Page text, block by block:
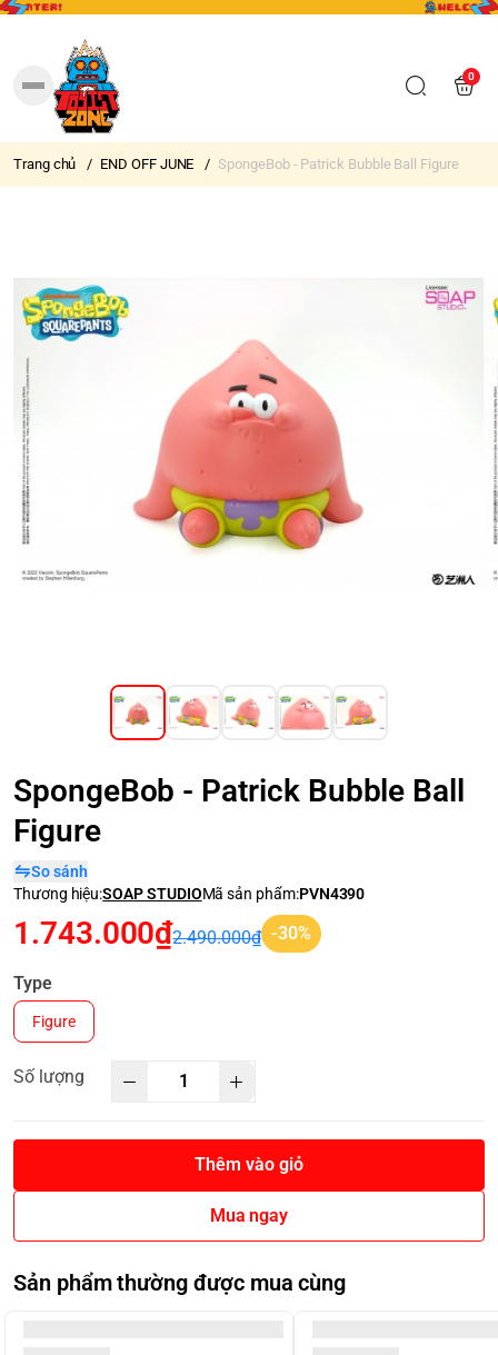
0
Trang chủ / END OFF JUNE / SpongeBob - Patrick Bubble Ball Figure
SpongeBob - Patrick Bubble Ball
Figure
So sánh
Thương hiệu:SOAP STUDIOMã sản phẩm:PVN4390
1.743.000₫2.490.000₫ -30%
Type
Figure
Số lượng
Thêm vào giỏ
Mua ngay
Sản phẩm thường được mua cùng